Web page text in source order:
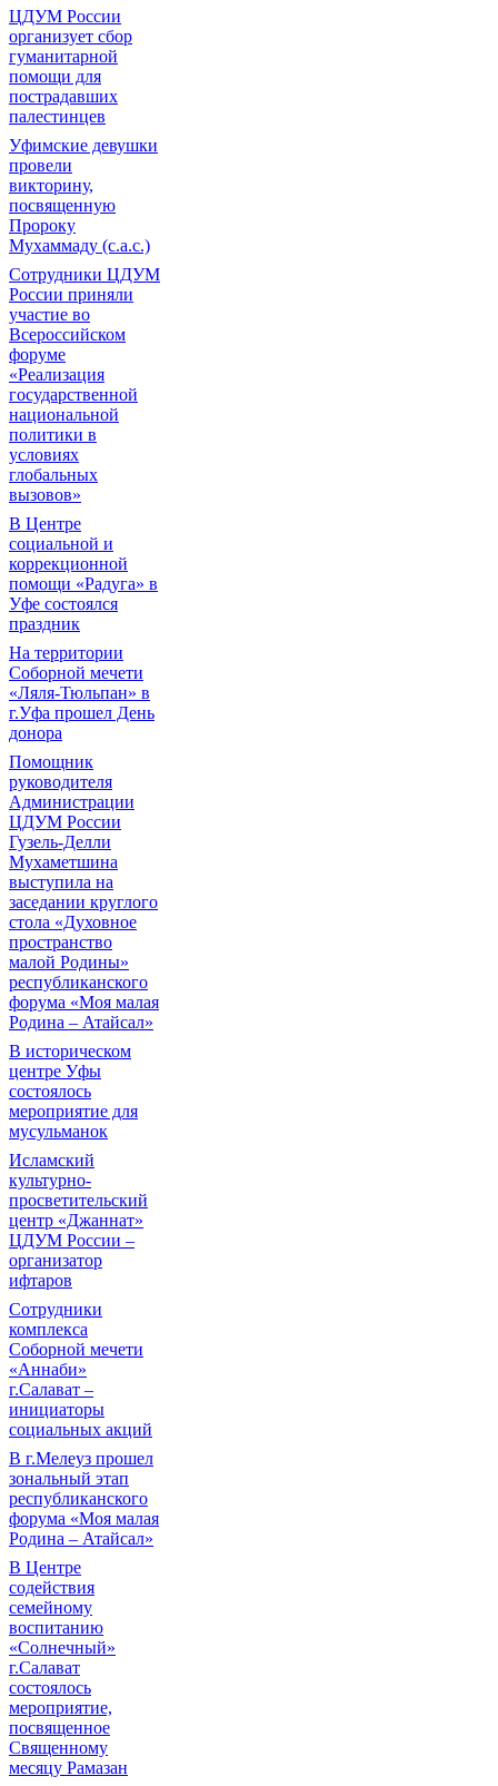
ЦДУМ России
организует сбор
гуманитарной
помощи для
пострадавших
палестинцев
Уфимские девушки
провели
викторину,
посвященную
Пророку
Мухаммаду (с.а.с.)
Сотрудники ЦДУМ
России приняли
участие во
Всероссийском
форуме
«Реализация
государственной
национальной
политики в
условиях
глобальных
вызовов»
В Центре
социальной и
коррекционной
помощи «Радуга» в
Уфе состоялся
праздник
На территории
Соборной мечети
«Ляля-Тюльпан» в
г.Уфа прошел День
донора
Помощник
руководителя
Администрации
ЦДУМ России
Гузель-Делли
Мухаметшина
выступила на
заседании круглого
стола «Духовное
пространство
малой Родины»
республиканского
форума «Моя малая
Родина – Атайсал»
В историческом
центре Уфы
состоялось
мероприятие для
мусульманок
Исламский
культурно-
просветительский
центр «Джаннат»
ЦДУМ России –
организатор
ифтаров
Сотрудники
комплекса
Соборной мечети
«Аннаби»
г.Салават –
инициаторы
социальных акций
В г.Мелеуз прошел
зональный этап
республиканского
форума «Моя малая
Родина – Атайсал»
В Центре
содействия
семейному
воспитанию
«Солнечный»
г.Салават
состоялось
мероприятие,
посвященное
Священному
месяцу Рамазан